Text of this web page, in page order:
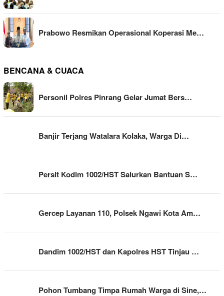
Prabowo Resmikan Operasional Koperasi Me…
BENCANA & CUACA
Personil Polres Pinrang Gelar Jumat Bers…
Banjir Terjang Watalara Kolaka, Warga Di…
Persit Kodim 1002/HST Salurkan Bantuan S…
Gercep Layanan 110, Polsek Ngawi Kota Am…
Dandim 1002/HST dan Kapolres HST Tinjau …
Pohon Tumbang Timpa Rumah Warga di Sine,…